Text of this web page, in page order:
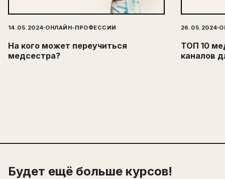
14.05.2024·ОНЛАЙН-ПРОФЕССИИ
На кого может переучиться
медсестра?
26.05.2024·
ТОП 10
каналов
Будет ещё больше курсов!